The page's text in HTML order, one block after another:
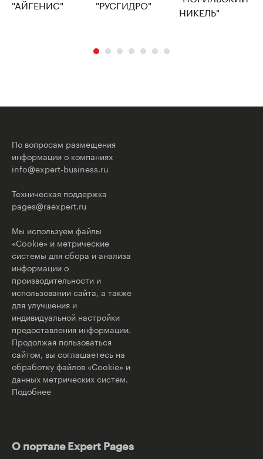
По вопросам размещения
информации о компаниях
info@expert-business.ru
Техническая поддержка
pages@raexpert.ru
Мы используем файлы
«Cookie» и метрические
системы для сбора и анализа
информации о
производительности и
использовании сайта, а также
для улучшения и
индивидуальной настройки
предоставления информации.
Продолжая пользоваться
сайтом, вы соглашаетесь на
обработку файлов «Cookie» и
данных метрических систем.
Подобнее
О портале Expert Pages